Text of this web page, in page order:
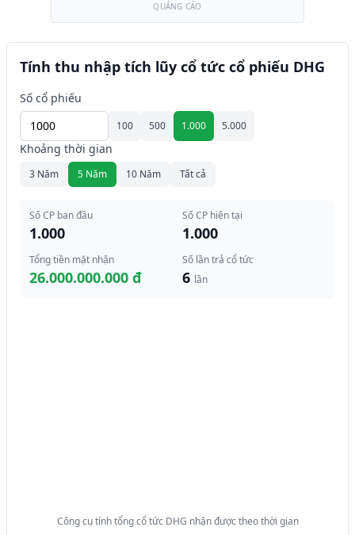
QUẢNG CÁO
Tính thu nhập tích lũy cổ tức cổ phiếu DHG
Số cổ phiếu
100 500 1.000 5.000
Khoảng thời gian
3 Năm 5 Năm 10 Năm Tất cả
Số CP ban đầu
1.000
Số CP hiện tại
1.000
Tổng tiền mặt nhận
26.000.000.000 đ
Số lần trả cổ tức
6 lần
Công cụ tính tổng cổ tức DHG nhận được theo thời gian